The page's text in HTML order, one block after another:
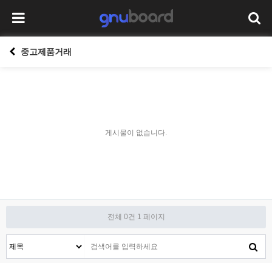
중고제품거래
게시물이 없습니다.
전체 0건 1 페이지